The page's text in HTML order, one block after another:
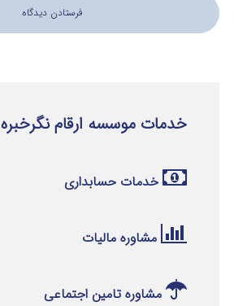
خدمات موسسه ارقام نگرخبره
خدمات حسابداری
مشاوره مالیات
مشاوره تامین اجتماعی